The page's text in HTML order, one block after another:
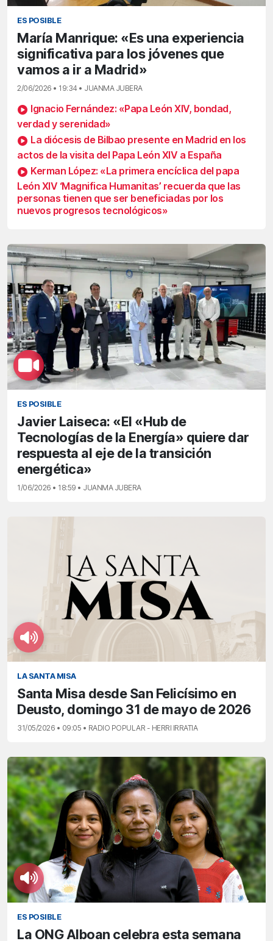
ES POSIBLE
María Manrique: «Es una experiencia
significativa para los jóvenes que
vamos a ir a Madrid»
2/06/2026 • 19:34 • JUANMA JUBERA
Ignacio Fernández: «Papa León XIV, bondad,
verdad y serenidad»
La diócesis de Bilbao presente en Madrid en los
actos de la visita del Papa León XIV a España
Kerman López: «La primera encíclica del papa
León XIV ‘Magnifica Humanitas’ recuerda que las
personas tienen que ser beneficiadas por los
nuevos progresos tecnológicos»
ES POSIBLE
Javier Laiseca: «El «Hub de
Tecnologías de la Energía» quiere dar
respuesta al eje de la transición
energética»
1/06/2026 • 18:59 • JUANMA JUBERA
LA SANTA MISA
Santa Misa desde San Felicísimo en
Deusto, domingo 31 de mayo de 2026
31/05/2026 • 09:05 • RADIO POPULAR - HERRI IRRATIA
ES POSIBLE
La ONG Alboan celebra esta semana